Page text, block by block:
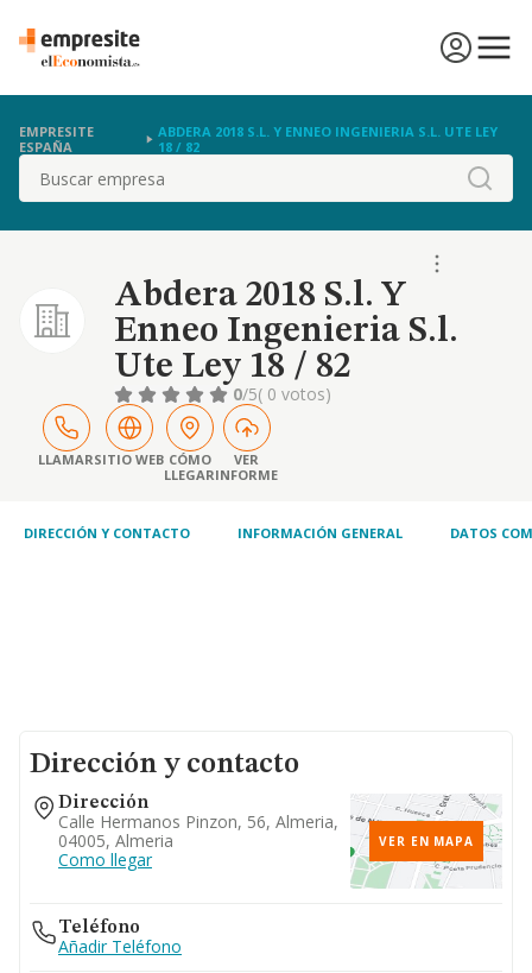
EMPRESITE
ESPAÑA
ABDERA 2018 S.L. Y ENNEO INGENIERIA S.L. UTE LEY
18 / 82
Buscar
Abdera 2018 S.l. Y
Enneo Ingenieria S.l.
Ute Ley 18 / 82
0/5( 0 votos)
LLAMARSITIO WEB CÓMO
LLEGAR
VER
INFORME
DIRECCIÓN Y CONTACTO INFORMACIÓN GENERAL DATOS
Dirección y contacto
Dirección
Calle Hermanos Pinzon, 56, Almeria,
04005, Almeria
Como llegar
VER EN MAPA
Teléfono
Añadir Teléfono